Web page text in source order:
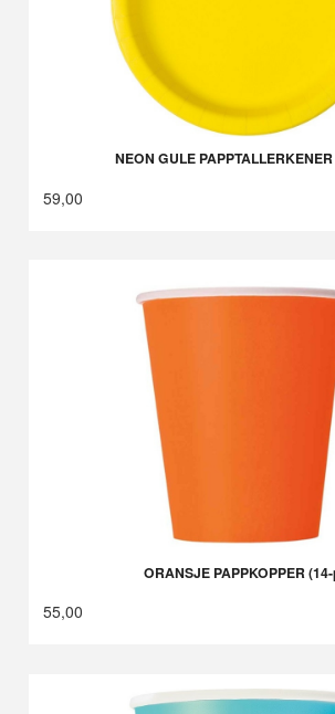
NEON GULE
59,00
ORANSJE PAPPKOPPER
55,00